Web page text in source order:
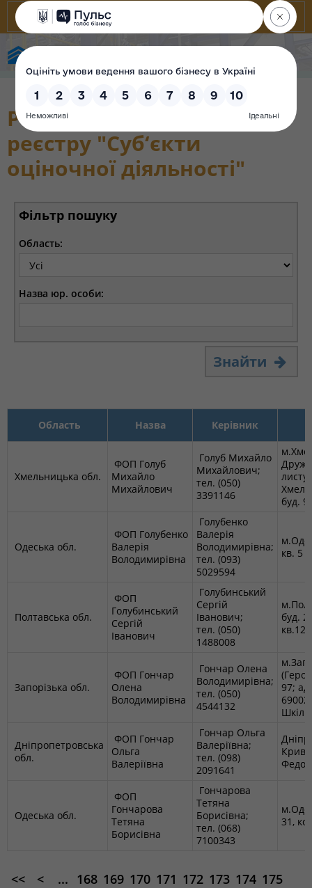
Розділ Державного
реєстру "Суб‘єкти
оціночної діяльності"
Фільтр пошуку
Область:
Назва юр. особи:
Знайти
Область Назва Керівник
Хмельницька обл.
ФОП Голуб
Михайло
Михайлович
Голуб Михайло
Михайлович;
тел. (050)
3391146
буд.
Одеська обл.
ФОП Голубенко
Валерія
Володимирівна
Голубенко
Валерія
Володимирівна;
тел. (093)
5029594
кв. 5
Полтавська обл.
ФОП
Голубинський
Сергій
Іванович
Голубинський
Сергій
Іванович;
тел. (050)
1488008
буд.
Запорізька обл.
ФОП Гончар
Олена
Володимирівна
Гончар Олена
Володимирівна;
тел. (050)
4544132
97;
Дніпропетровська
обл.
ФОП Гончар
Ольга
Валеріївна
Гончар Ольга
Валеріївна;
тел. (098)
2091641
Одеська обл.
ФОП
Гончарова
Тетяна
Борисівна
Гончарова
Тетяна
Борисівна;
тел. (068)
7100343
31,
<< < ... 168 169 170 171 172 173 174 175